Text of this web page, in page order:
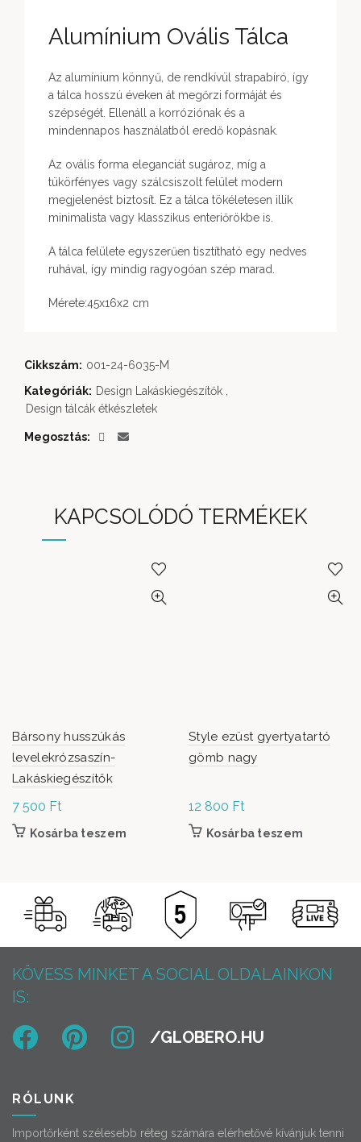
Alumínium Ovális Tálca
Az alumínium könnyű, de rendkívül strapabíró, így
a tálca hosszú éveken át megőrzi formáját és
szépségét. Ellenáll a korróziónak és a
mindennapos használatból eredő kopásnak.
Az ovális forma eleganciát sugároz, míg a
tükörfényes vagy szálcsiszolt felület modern
megjelenést biztosít. Ez a tálca tökéletesen illik
minimalista vagy klasszikus enteriőrökbe is.
A tálca felülete egyszerűen tisztítható egy nedves
ruhával, így mindig ragyogóan szép marad.
Mérete:45x16x2 cm
Cikkszám: 001-24-6035-M
Kategóriák: Design Lakáskiegészítők
Design tálcák étkészletek
Megosztás
KAPCSOLÓDÓ TERMÉKEK
Bársony husszúkás
levelekrózsaszín-
Lakáskiegészítők
7 500 Ft
Kosárba teszem
Style ezüst gyertyatartó
gömb nagy
12 800 Ft
Kosárba teszem
KÖVESS MINKET A SOCIAL OLDALAINKON
IS:
RÓLUNK
Importőrként szélesebb réteg számára elérhetővé kívánjuk tenni